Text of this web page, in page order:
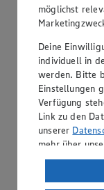
möglichst
Deine
individuell in
werden. Bitte
Einstellungen
Verfügung
Link zu den
unserer
mehr über
Verarbeitung
USA durch